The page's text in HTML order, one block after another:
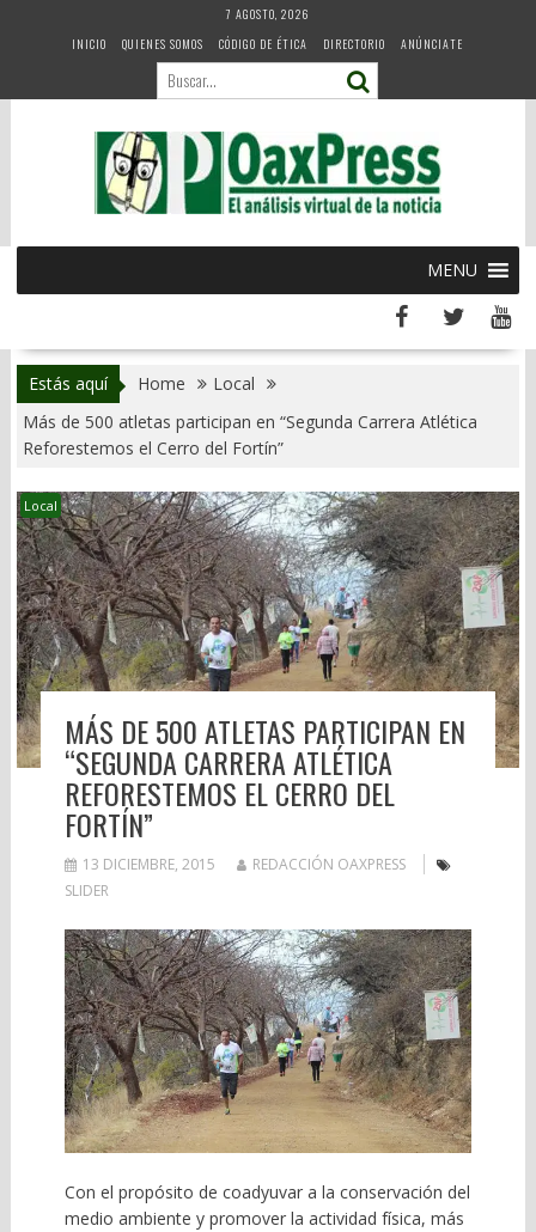
7 AGOSTO, 2026
INICIO
QUIENES SOMOS CÓDIGO DE ÉTICA DIRECTORIO ANÚNCIATE
MENU
Estás aquí Home
Local
Más de 500 atletas participan en “Segunda Carrera Atlética
Reforestemos el Cerro del Fortín”
Local
MÁS DE 500 ATLETAS PARTICIPAN EN
“SEGUNDA CARRERA ATLÉTICA
REFORESTEMOS EL CERRO DEL
FORTÍN”
13 DICIEMBRE, 2015
REDACCIÓN OAXPRESS
SLIDER
Con el propósito de coadyuvar a la conservación del
medio ambiente y promover la actividad física, más